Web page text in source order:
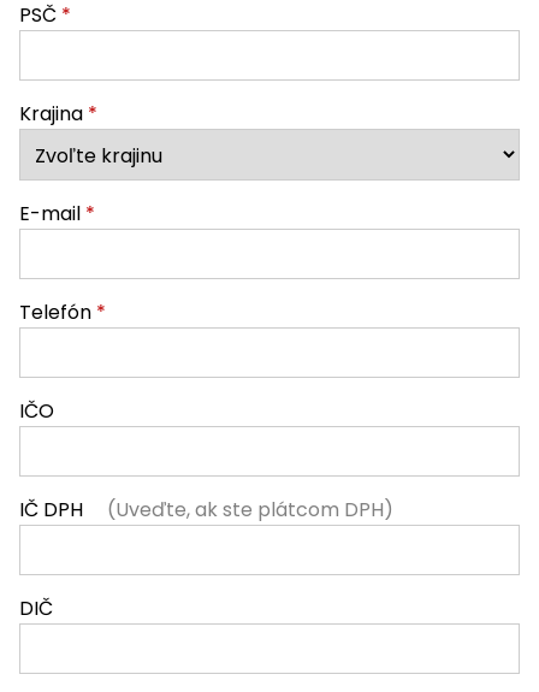
PSČ *
Krajina *
E-mail *
Telefón *
IČO
IČ DPH (Uveďte, ak ste plátcom DPH)
DIČ